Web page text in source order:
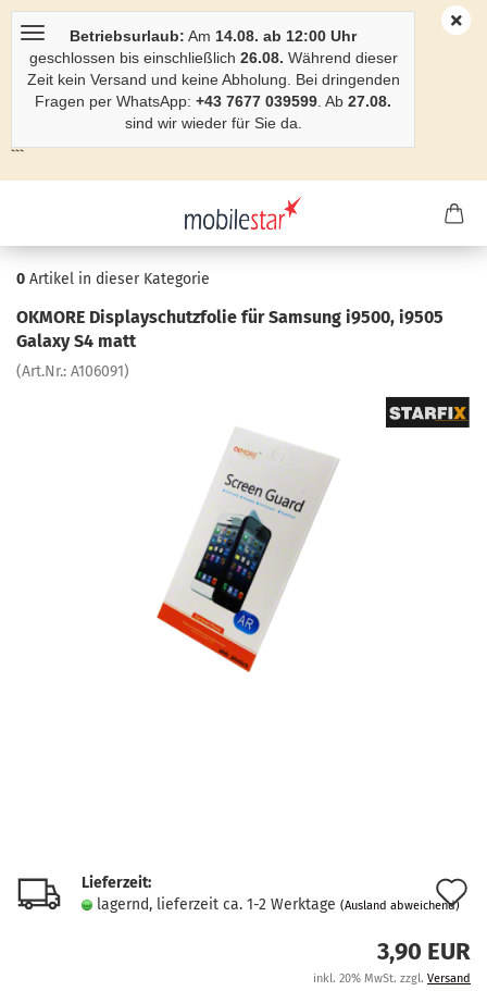
Betriebsurlaub: Am 14.08. ab 12:00 Uhr
geschlossen bis einschließlich 26.08. Während dieser
Zeit kein Versand und keine Abholung. Bei dringenden
Fragen per WhatsApp: +43 7677 039599 . Ab 27.08.
sind wir wieder für Sie da.
```
0 Artikel in dieser Kategorie
OK­MO­RE Dis­play­schutz­fo­lie für Sam­sung i9500, i9505
Ga­la­xy S4 matt
(Art.Nr.: A106091)
Lieferzeit:
lagernd, lieferzeit ca. 1-2 Werktage (Ausland abweichend)
3,90 EUR
inkl. 20% MwSt. zzgl. Versand